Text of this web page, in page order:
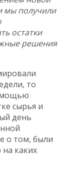
мы получили
остатки
решения
то
сырья и
день
о том, были
каких